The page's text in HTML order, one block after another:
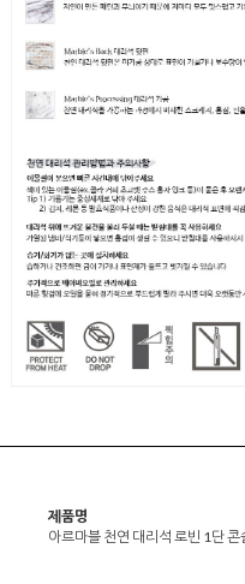
제품명
아르마블 천연 대리석 로빈 1단 콘